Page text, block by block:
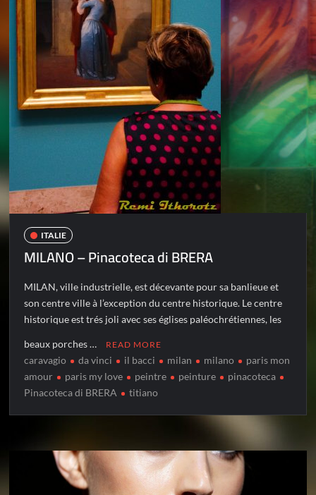
ITALIE
MILANO – Pinacoteca di BRERA
MILAN, ville industrielle, est décevante pour sa banlieue et
son centre ville à l’exception du centre historique. Le centre
historique est trés joli avec ses églises paléochrétiennes, les
beaux porches … READ MORE
caravagio da vinci il bacci milan milano
paris mon
amour
paris my love peintre peinture
pinacoteca
Pinacoteca di BRERA
titiano